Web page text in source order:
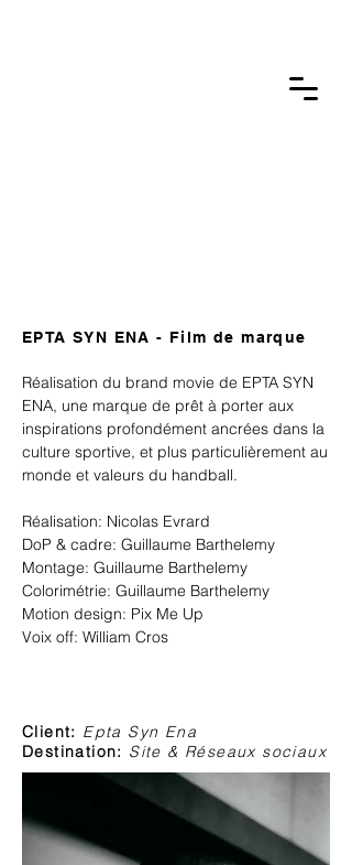
EPTA SYN ENA - Film de marque
Réalisation du brand movie de EPTA SYN
ENA, une marque de prêt à porter aux
inspirations profondément ancrées dans la
culture sportive, et plus particulièrement au
monde et valeurs du handball.
Réalisation: Nicolas Evrard
DoP & cadre: Guillaume Barthelemy
Montage: Guillaume Barthelemy
Colorimétrie: Guillaume Barthelemy
Motion design: Pix Me Up
Voix off: William Cros
Client: Epta Syn Ena
Destination: Site & Réseaux sociaux